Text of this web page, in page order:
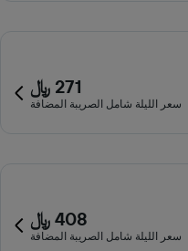
271 ﷼
سعر الليلة شامل الصريبة المضافة
408 ﷼
سعر الليلة شامل الصريبة المضافة